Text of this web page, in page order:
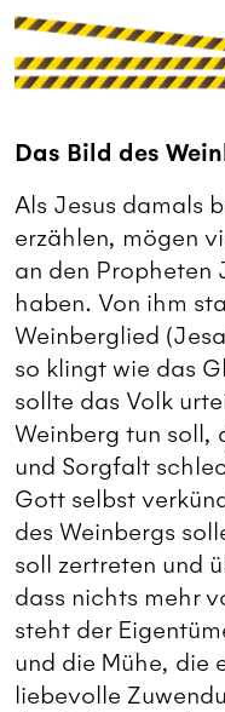
Das Bild des
Als Jesus damals
erzählen, mögen
an den Propheten
haben. Von ihm
Weinberglied
so klingt wie das
sollte das Volk
Weinberg tun soll,
und Sorgfalt
Gott selbst
des Weinbergs
soll zertreten und
dass nichts mehr
steht der
und die Mühe, die
liebevolle